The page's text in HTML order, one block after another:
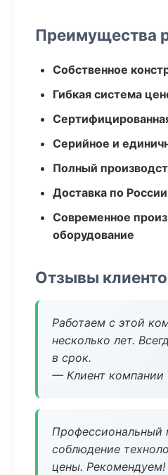
Преимущества
Собственное
Гибкая система
Серийное и
Полный
Доставка по
Современное
оборудование
Отзывы
Работаем с этой
несколько лет.
в срок.
— Клиент компании
Профессиональный
соблюдение
цены. Рекомендуем!